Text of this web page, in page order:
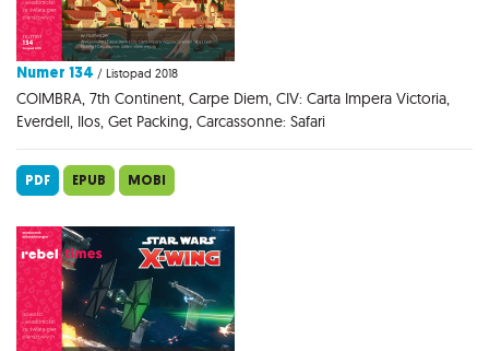
Numer 134 / Listopad 2018
COIMBRA, 7th Continent, Carpe Diem, CIV: Carta Impera Victoria,
Everdell, Ilos, Get Packing, Carcassonne: Safari
PDF EPUB MOBI